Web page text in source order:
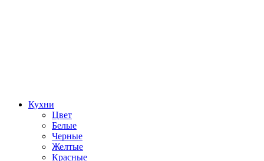
Кухни
Цвет
Белые
Черные
Желтые
Красные